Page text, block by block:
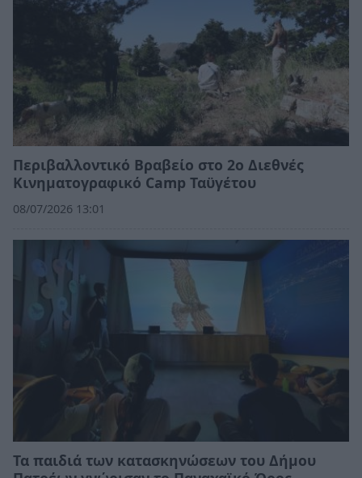
Περιβαλλοντικό Βραβείο στο 2ο Διεθνές
Κινηματογραφικό Camp Ταϋγέτου
08/07/2026 13:01
Τα παιδιά των κατασκηνώσεων του Δήμου